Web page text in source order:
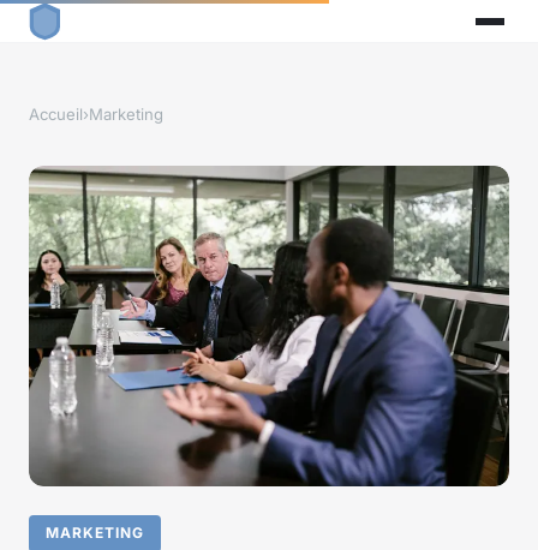
Accueil›Marketing
MARKETING